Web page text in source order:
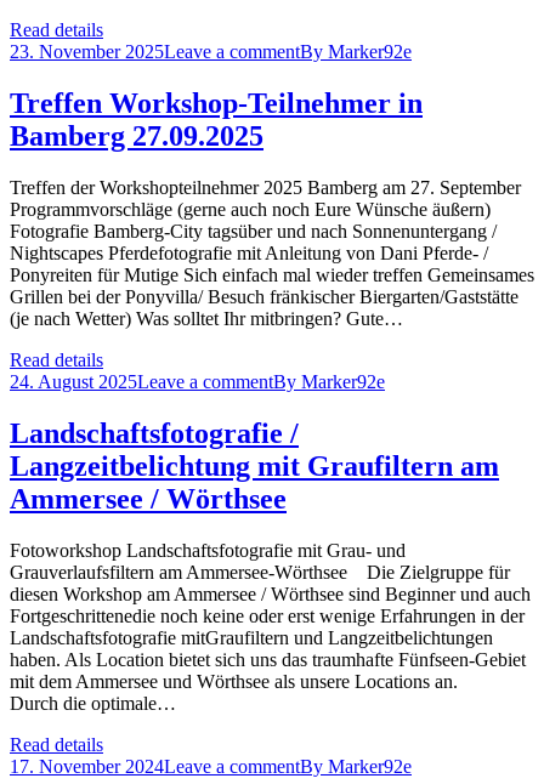
Read details
23. November 2025Leave a commentBy Marker92e
Treffen Workshop-Teilnehmer in
Bamberg 27.09.2025
Treffen der Workshopteilnehmer 2025 Bamberg am 27. September
Programmvorschläge (gerne auch noch Eure Wünsche äußern)
Fotografie Bamberg-City tagsüber und nach Sonnenuntergang /
Nightscapes Pferdefotografie mit Anleitung von Dani Pferde- /
Ponyreiten für Mutige Sich einfach mal wieder treffen Gemeinsames
Grillen bei der Ponyvilla/ Besuch fränkischer Biergarten/Gaststätte
(je nach Wetter) Was solltet Ihr mitbringen? Gute…
Read details
24. August 2025Leave a commentBy Marker92e
Landschaftsfotografie /
Langzeitbelichtung mit Graufiltern am
Ammersee / Wörthsee
Fotoworkshop Landschaftsfotografie mit Grau- und
Grauverlaufsfiltern am Ammersee-Wörthsee Die Zielgruppe für
diesen Workshop am Ammersee / Wörthsee sind Beginner und auch
Fortgeschrittenedie noch keine oder erst wenige Erfahrungen in der
Landschaftsfotografie mitGraufiltern und Langzeitbelichtungen
haben. Als Location bietet sich uns das traumhafte Fünfseen-Gebiet
mit dem Ammersee und Wörthsee als unsere Locations an.
Durch die optimale…
Read details
17. November 2024Leave a commentBy Marker92e